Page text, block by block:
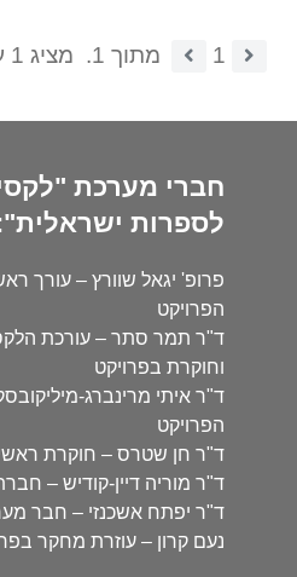
1 מתוך 1. מציג 1 ערכים.
חברי מערכת
לספרות
פרופ' יגאל שוורץ – עורך
הפרויקט
ד"ר תמר סתר – עורכת
וחוקרת בפרויקט
ד"ר איתי מרינברג-
הפרויקט
ד"ר חן שטרס – חוקרת
ד"ר מוריה דיין-קודיש –
ד"ר יפתח אשכנזי – חבר
נעם קרון – עוזרת מחקר